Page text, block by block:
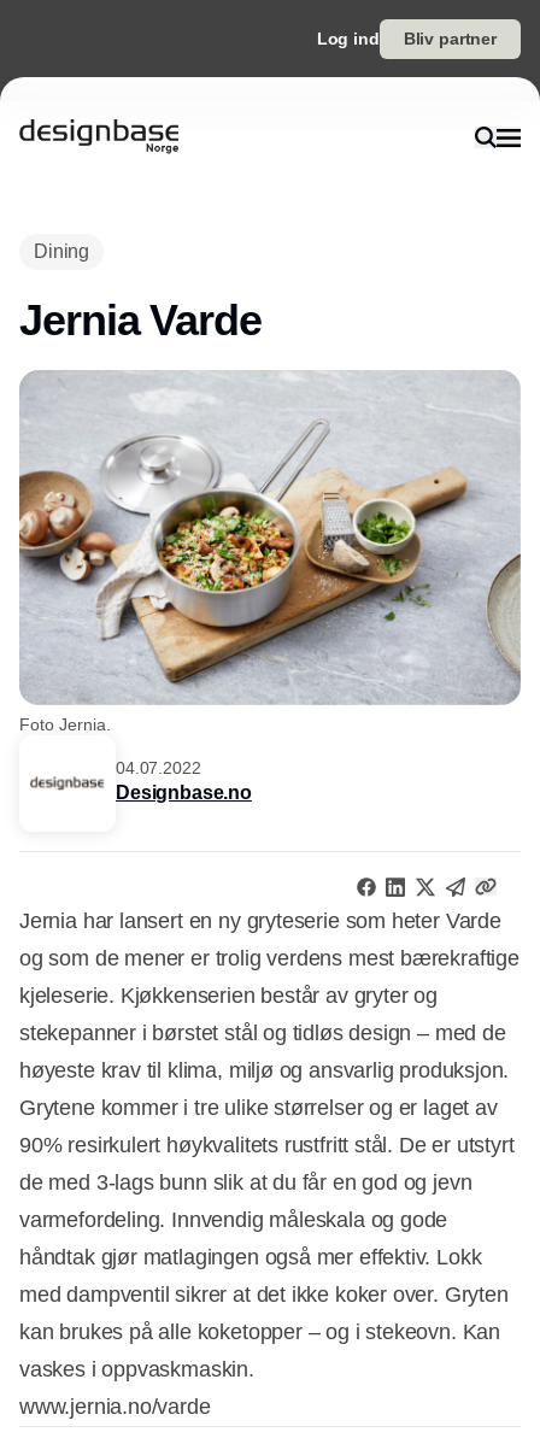
Log ind Bliv partner
Dining
Jernia Varde
Foto Jernia.
04.07.2022
Designbase.no
Jernia har lansert en ny gryteserie som heter Varde
og som de mener er trolig verdens mest bærekraftige
kjeleserie. Kjøkkenserien består av gryter og
stekepanner i børstet stål og tidløs design – med de
høyeste krav til klima, miljø og ansvarlig produksjon.
Grytene kommer i tre ulike størrelser og er laget av
90% resirkulert høykvalitets rustfritt stål. De er utstyrt
de med 3-lags bunn slik at du får en god og jevn
varmefordeling. Innvendig måleskala og gode
håndtak gjør matlagingen også mer effektiv. Lokk
med dampventil sikrer at det ikke koker over. Gryten
kan brukes på alle koketopper – og i stekeovn. Kan
vaskes i oppvaskmaskin.
www.jernia.no/varde